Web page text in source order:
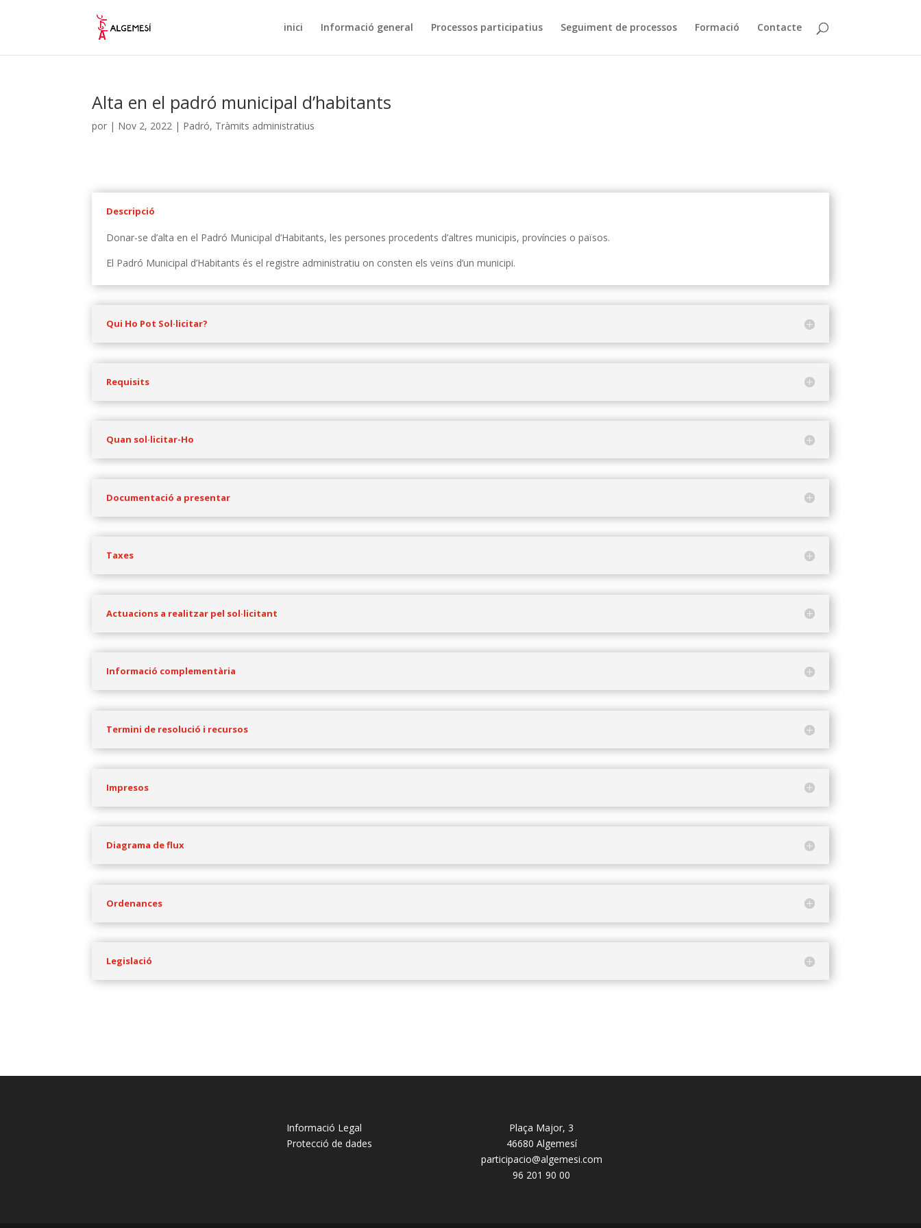
inici Informació general Processos participatius Seguiment de processos Formació Contacte
Alta en el padró municipal d’habitants
por | Nov 2, 2022 | Padró, Tràmits administratius
Descripció
Donar-se d’alta en el Padró Municipal d’Habitants, les persones procedents d’altres municipis, províncies o països.
El Padró Municipal d’Habitants és el registre administratiu on consten els veïns d’un municipi.
Qui Ho Pot Sol·licitar?
Requisits
Quan sol·licitar-Ho
Documentació a presentar
Taxes
Actuacions a realitzar pel sol·licitant
Informació complementària
Termini de resolució i recursos
Impresos
Diagrama de flux
Ordenances
Legislació
Informació Legal
Protecció de dades
Plaça Major, 3
46680 Algemesí
participacio@algemesi.com
96 201 90 00